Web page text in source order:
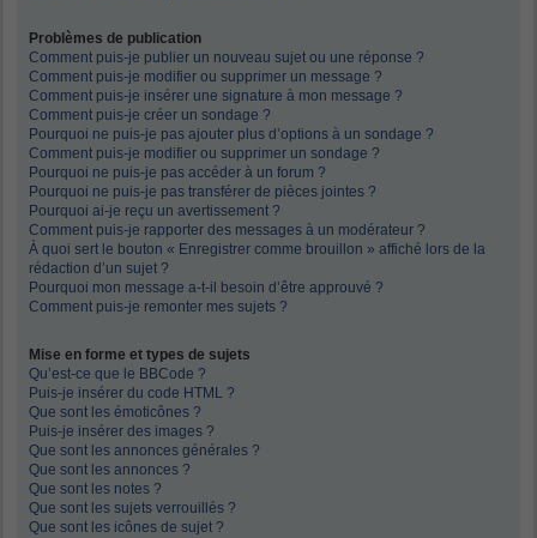
Problèmes de publication
Comment puis-je publier un nouveau sujet ou une réponse ?
Comment puis-je modifier ou supprimer un message ?
Comment puis-je insérer une signature à mon message ?
Comment puis-je créer un sondage ?
Pourquoi ne puis-je pas ajouter plus d’options à un sondage ?
Comment puis-je modifier ou supprimer un sondage ?
Pourquoi ne puis-je pas accéder à un forum ?
Pourquoi ne puis-je pas transférer de pièces jointes ?
Pourquoi ai-je reçu un avertissement ?
Comment puis-je rapporter des messages à un modérateur ?
À quoi sert le bouton « Enregistrer comme brouillon » affiché lors de la
rédaction d’un sujet ?
Pourquoi mon message a-t-il besoin d’être approuvé ?
Comment puis-je remonter mes sujets ?
Mise en forme et types de sujets
Qu’est-ce que le BBCode ?
Puis-je insérer du code HTML ?
Que sont les émoticônes ?
Puis-je insérer des images ?
Que sont les annonces générales ?
Que sont les annonces ?
Que sont les notes ?
Que sont les sujets verrouillés ?
Que sont les icônes de sujet ?